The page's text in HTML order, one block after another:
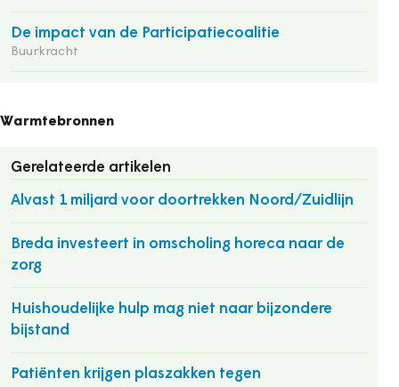
De impact van de Participatiecoalitie
Buurkracht
Warmtebronnen
Gerelateerde artikelen
Alvast 1 miljard voor doortrekken Noord/Zuidlijn
Breda investeert in omscholing horeca naar de
zorg
Huishoudelijke hulp mag niet naar bijzondere
bijstand
Patiënten krijgen plaszakken tegen